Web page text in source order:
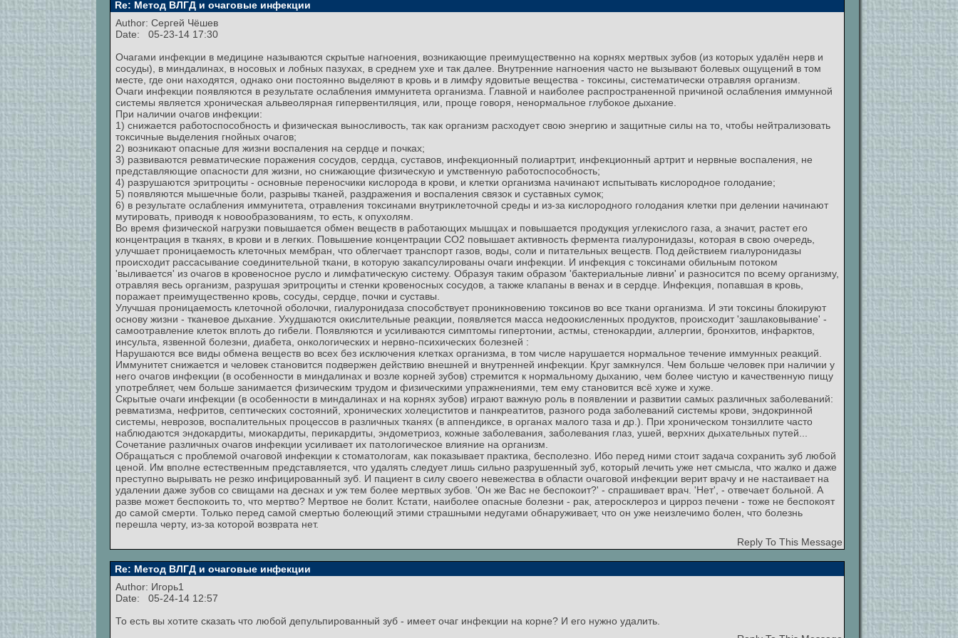
Re: Метод ВЛГД и очаговые инфекции
Author: Сергей Чёшев
Date: 05-23-14 17:30
Очагами инфекции в медицине называются скрытые нагноения, возникающие преимущественно на корнях мертвых зубов (из которых удалён нерв и
сосуды), в миндалинах, в носовых и лобных пазухах, в среднем ухе и так далее. Внутренние нагноения часто не вызывают болевых ощущений в том
месте, где они находятся, однако они постоянно выделяют в кровь и в лимфу ядовитые вещества - токсины, систематически отравляя организм.
Очаги инфекции появляются в результате ослабления иммунитета организма. Главной и наиболее распространенной причиной ослабления иммунной
системы является хроническая альвеолярная гипервентиляция, или, проще говоря, ненормальное глубокое дыхание.
При наличии очагов инфекции:
1) снижается работоспособность и физическая выносливость, так как организм расходует свою энергию и защитные силы на то, чтобы нейтрализовать
токсичные выделения гнойных очагов;
2) возникают опасные для жизни воспаления на сердце и почках;
3) развиваются ревматические поражения сосудов, сердца, суставов, инфекционный полиартрит, инфекционный артрит и нервные воспаления, не
представляющие опасности для жизни, но снижающие физическую и умственную работоспособность;
4) разрушаются эритроциты - основные переносчики кислорода в крови, и клетки организма начинают испытывать кислородное голодание;
5) появляются мышечные боли, разрывы тканей, раздражения и воспаления связок и суставных сумок;
6) в результате ослабления иммунитета, отравления токсинами внутриклеточной среды и из-за кислородного голодания клетки при делении начинают
мутировать, приводя к новообразованиям, то есть, к опухолям.
Во время физической нагрузки повышается обмен веществ в работающих мышцах и повышается продукция углекислого газа, а значит, растет его
концентрация в тканях, в крови и в легких. Повышение концентрации СО2 повышает активность фермента гиалуронидазы, которая в свою очередь,
улучшает проницаемость клеточных мембран, что облегчает транспорт газов, воды, соли и питательных веществ. Под действием гиалуронидазы
происходит рассасывание соединительной ткани, в которую закапсулированы очаги инфекции. И инфекция с токсинами обильным потоком
'выливается' из очагов в кровеносное русло и лимфатическую систему. Образуя таким образом 'бактериальные ливни' и разносится по всему организму,
отравляя весь организм, разрушая эритроциты и стенки кровеносных сосудов, а также клапаны в венах и в сердце. Инфекция, попавшая в кровь,
поражает преимущественно кровь, сосуды, сердце, почки и суставы.
Улучшая проницаемость клеточной оболочки, гиалуронидаза способствует проникновению токсинов во все ткани организма. И эти токсины блокируют
основу жизни - тканевое дыхание. Ухудшаются окислительные реакции, появляется масса недоокисленных продуктов, происходит 'зашлаковывание' -
самоотравление клеток вплоть до гибели. Появляются и усиливаются симптомы гипертонии, астмы, стенокардии, аллергии, бронхитов, инфарктов,
инсульта, язвенной болезни, диабета, онкологических и нервно-психических болезней :
Нарушаются все виды обмена веществ во всех без исключения клетках организма, в том числе нарушается нормальное течение иммунных реакций.
Иммунитет снижается и человек становится подвержен действию внешней и внутренней инфекции. Круг замкнулся. Чем больше человек при наличии у
него очагов инфекции (в особенности в миндалинах и возле корней зубов) стремится к нормальному дыханию, чем более чистую и качественную пищу
употребляет, чем больше занимается физическим трудом и физическими упражнениями, тем ему становится всё хуже и хуже.
Скрытые очаги инфекции (в особенности в миндалинах и на корнях зубов) играют важную роль в появлении и развитии самых различных заболеваний:
ревматизма, нефритов, септических состояний, хронических холециститов и панкреатитов, разного рода заболеваний системы крови, эндокринной
системы, неврозов, воспалительных процессов в различных тканях (в аппендиксе, в органах малого таза и др.). При хроническом тонзиллите часто
наблюдаются эндокардиты, миокардиты, перикардиты, эндометриоз, кожные заболевания, заболевания глаз, ушей, верхних дыхательных путей...
Сочетание различных очагов инфекции усиливает их патологическое влияние на организм.
Обращаться с проблемой очаговой инфекции к стоматологам, как показывает практика, бесполезно. Ибо перед ними стоит задача сохранить зуб любой
ценой. Им вполне естественным представляется, что удалять следует лишь сильно разрушенный зуб, который лечить уже нет смысла, что жалко и даже
преступно вырывать не резко инфицированный зуб. И пациент в силу своего невежества в области очаговой инфекции верит врачу и не настаивает на
удалении даже зубов со свищами на деснах и уж тем более мертвых зубов. 'Он же Вас не беспокоит?' - спрашивает врач. 'Нет', - отвечает больной. А
разве может беспокоить то, что мертво? Мертвое не болит. Кстати, наиболее опасные болезни - рак, атеросклероз и цирроз печени - тоже не беспокоят
до самой смерти. Только перед самой смертью болеющий этими страшными недугами обнаруживает, что он уже неизлечимо болен, что болезнь
перешла черту, из-за которой возврата нет.
Reply To This Message
Re: Метод ВЛГД и очаговые инфекции
Author: Игорь1
Date: 05-24-14 12:57
То есть вы хотите сказать что любой депульпированный зуб - имеет очаг инфекции на корне? И его нужно удалить.